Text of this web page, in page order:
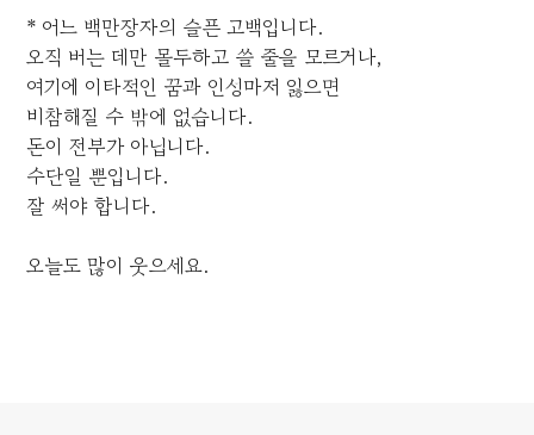
* 어느 백만장자의 슬픈 고백입니다.
오직 버는 데만 몰두하고 쓸 줄을 모르거나,
여기에 이타적인 꿈과 인성마저 잃으면
비참해질 수 밖에 없습니다.
돈이 전부가 아닙니다.
수단일 뿐입니다.
잘 써야 합니다.
오늘도 많이 웃으세요.